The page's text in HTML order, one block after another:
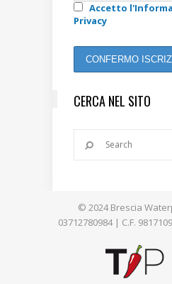
Accetto
Privacy
CERCA NEL SITO
© 2024 Brescia
03712780984 | C.F.